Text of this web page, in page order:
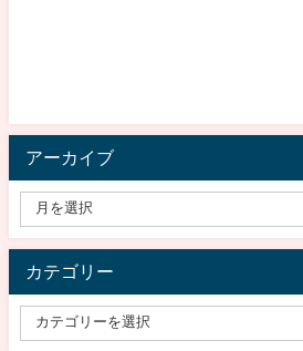
アーカイブ
カテゴリー